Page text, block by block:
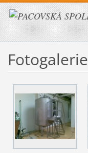
Fotogalerie